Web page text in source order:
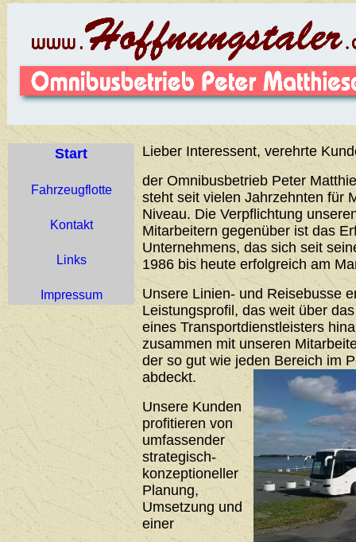
Start
Fahrzeugflotte
Kontakt
Links
Impressum
Lieber Interessent, verehrte
der Omnibusbetrieb Peter
steht seit vielen Jahrzehnten für
Niveau. Die Verpflichtung
Mitarbeitern gegenüber ist das
Unternehmens, das sich seit
1986 bis heute erfolgreich am
Unsere Linien- und Reisebusse
Leistungsprofil, das weit über
eines Transportdienstleisters
zusammen mit unseren
der so gut wie jeden Bereich im
abdeckt.
Unsere Kunden
profitieren von
umfassender
strategisch-
konzeptioneller
Planung,
Umsetzung und
einer